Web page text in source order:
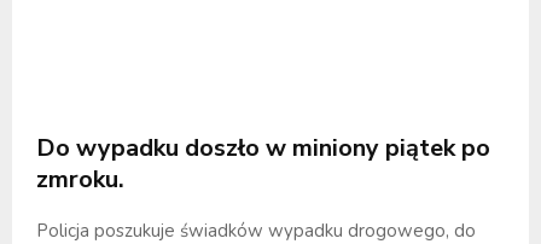
Do wypadku doszło w miniony piątek po
zmroku.
Policja poszukuje świadków wypadku drogowego, do